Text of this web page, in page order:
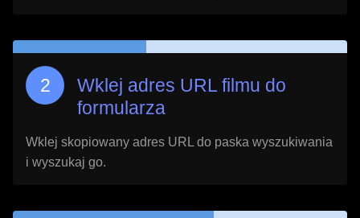
Wklej adres URL filmu do
formularza
Wklej skopiowany adres URL do paska wyszukiwania
i wyszukaj go.